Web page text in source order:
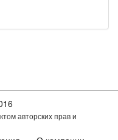
авторских прав и